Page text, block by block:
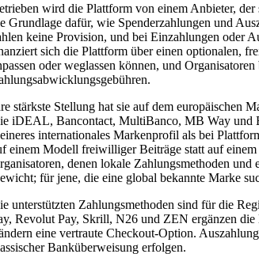
wird die Plattform von einem Anbieter,
Grundlage dafür, wie Spenderzahlungen und
keine Provision, und bei Einzahlungen oder
sich die Plattform über einen optionalen,
oder weglassen können, und
stärkste Stellung hat sie auf dem europäischen
iDEAL, Bancontact, MultiBanco, MB Way und
internationales Markenprofil als bei
einem Modell freiwilliger Beiträge statt auf
denen lokale Zahlungsmethoden
für jene, die eine global bekannte Marke
unterstützten Zahlungsmethoden sind für die
Revolut Pay, Skrill, N26 und ZEN ergänzen die
eine vertraute Checkout-Option.
Banküberweisung erfolgen.